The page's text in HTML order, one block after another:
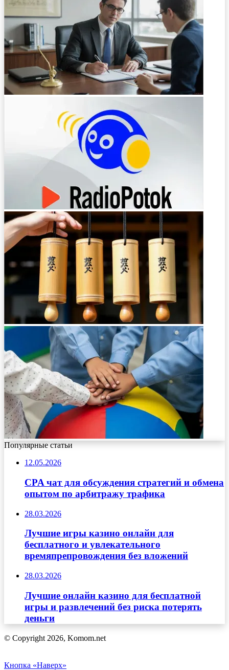
Популярные статьи
12.05.2026
CPA чат для обсуждения стратегий и обмена
опытом по арбитражу трафика
28.03.2026
Лучшие игры казино онлайн для
бесплатного и увлекательного
времяпрепровождения без вложений
28.03.2026
Лучшие онлайн казино для бесплатной
игры и развлечений без риска потерять
деньги
© Copyright 2026, Komom.net
Кнопка «Наверх»